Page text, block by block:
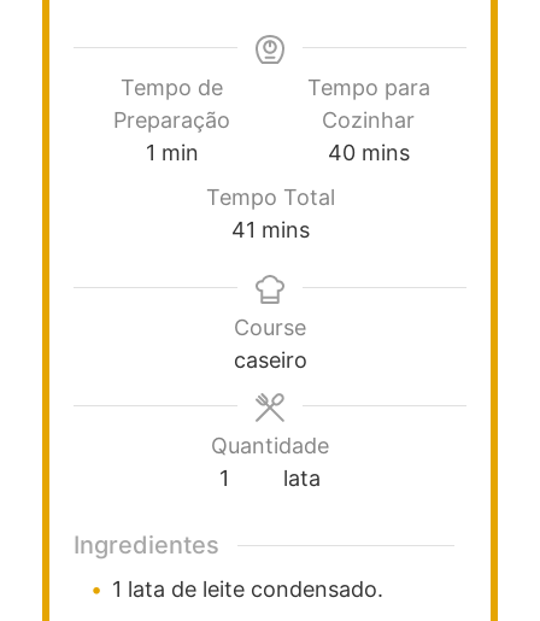
Tempo de
Preparação
1 min
Tempo para
Cozinhar
40 mins
Tempo Total
41 mins
Course
caseiro
Quantidade
1
lata
Ingredientes
1 lata de leite condensado.